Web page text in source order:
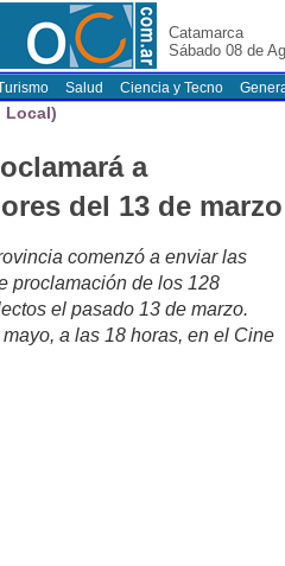
Catamarca
Sábado 08 de
Salud Ciencia y Tecno
Local)
a
del 13 de marzo
comenzó a enviar las
proclamación de los 128
el pasado 13 de marzo.
a las 18 horas, en el Cine